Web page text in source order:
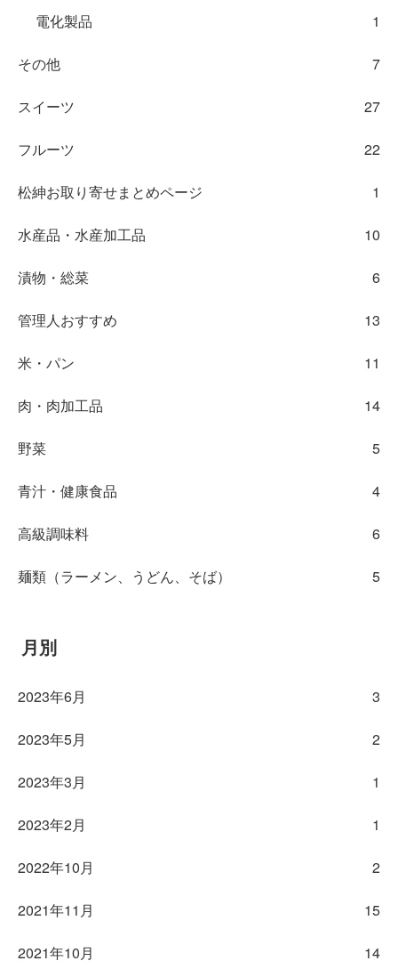
電化製品 1
その他 7
スイーツ 27
フルーツ 22
松紳お取り寄せまとめページ 1
水産品・水産加工品 10
漬物・総菜 6
管理人おすすめ 13
米・パン 11
肉・肉加工品 14
野菜 5
青汁・健康食品 4
高級調味料 6
麺類（ラーメン、うどん、そば） 5
月別
2023年6月 3
2023年5月 2
2023年3月 1
2023年2月 1
2022年10月 2
2021年11月 15
2021年10月 14